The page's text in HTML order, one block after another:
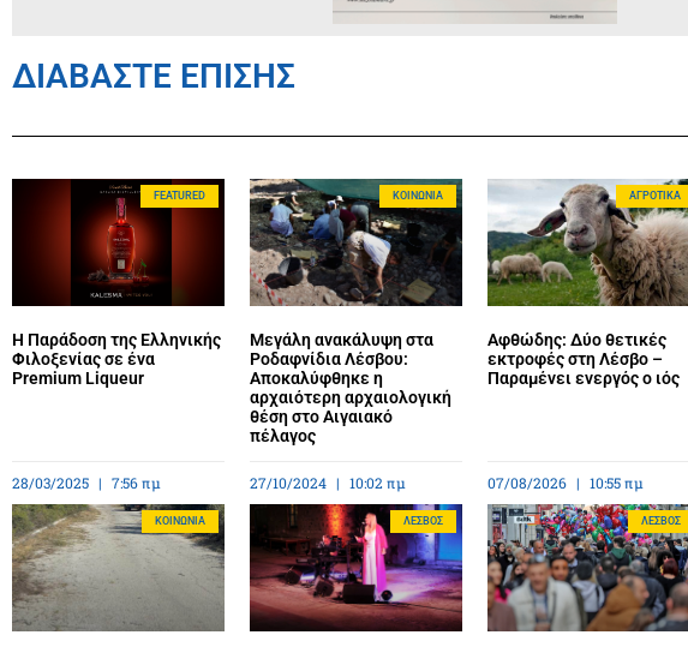
ΔΙΑΒΑΣΤΕ ΕΠΙΣΗΣ
FEATURED
Η Παράδοση της Ελληνικής
Φιλοξενίας σε ένα
Premium Liqueur
28/03/2025 7:56 πμ
ΚΟΙΝΩΝΊΑ
Μεγάλη ανακάλυψη στα
Ροδαφνίδια Λέσβου:
Αποκαλύφθηκε η
αρχαιότερη αρχαιολογική
θέση στο Αιγαιακό
πέλαγος
27/10/2024 10:02 πμ
ΑΓΡΟΤΙΚΆ
Αφθώδης: Δύο θετικές
εκτροφές στη Λέσβο –
Παραμένει ενεργός ο ιός
07/08/2026 10:55 πμ
ΚΟΙΝΩΝΊΑ ΛΈΣΒΟΣ ΛΈΣΒΟΣ